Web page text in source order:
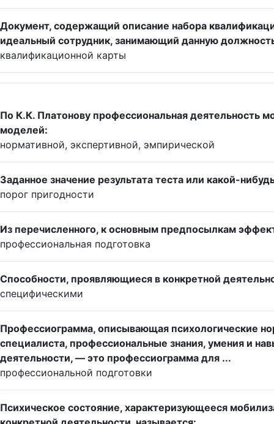
Документ, содержащий описание набора
идеальный сотрудник, занимающий данную
квалификационной карты
По К.К. Платонову профессиональная деятельность
моделей:
нормативной, экспертивной, эмпирической
Заданное значение результата теста или какой-
порог пригодности
Из перечисленного, к основным предпосылкам
профессиональная подготовка
Способности, проявляющиеся в конкретной
специфическими
Профессиограмма, описывающая психологические
специалиста, профессиональные знания, умения и
деятельности, — это профессиограмма для ...
профессиональной подготовки
Психическое состояние, характеризующееся